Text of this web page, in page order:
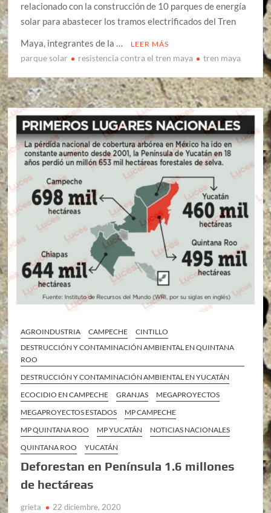
relacionado con la construcción de 10 parques de energía
solar para abastecer los tramos electrificados del Tren
Maya, integrantes de la …
LEER MÁS
parque solar resistencia contra el tren maya tren maya
AGROINDUSTRIA CAMPECHE
CINTILLO
DESTRUCCIÓN Y CONTAMINACIÓN AMBIENTAL EN QUINTANA
ROO
DESTRUCCIÓN Y CONTAMINACIÓN AMBIENTAL EN YUCATÁN
ECOCIDIO EN CAMPECHE
GRANJAS
MEGAPROYECTOS
MEGAPROYECTOS ESTADOS
MP CAMPECHE
MP QUINTANA ROO
MP YUCATÁN
NOTICIAS NACIONALES
QUINTANA ROO
YUCATÁN
Deforestan en Península 1.6 millones
de hectáreas
grieta 22 diciembre, 2020